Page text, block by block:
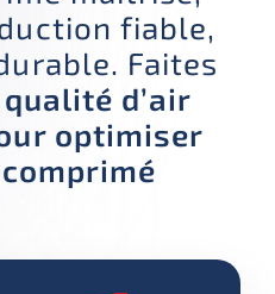
fiable,
Faites
d’air
optimiser